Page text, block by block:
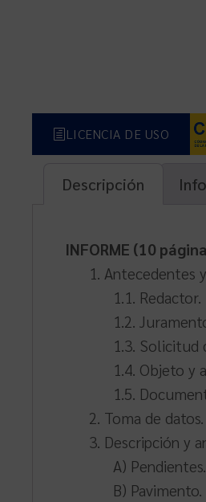
LICENCIA DE USO
Descripción
INFORME (10
1. Antecedentes
1.1. Redactor.
1.2.
1.3. Solicitud
1.4. Objeto y
1.5.
2. Toma de datos.
3. Descripción y
A) Pendientes.
B) Pavimento.